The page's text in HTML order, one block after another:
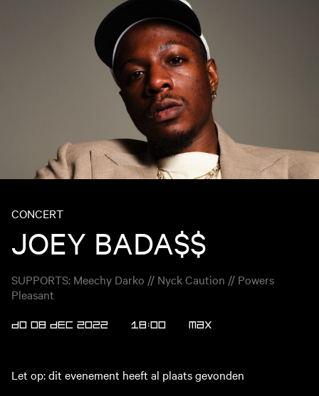
CONCERT
JOEY BADA$$
SUPPORTS: Meechy Darko // Nyck Caution // Powers
Pleasant
DO 08 DEC 2022 18:00 Max
Let op: dit evenement heeft al plaats gevonden